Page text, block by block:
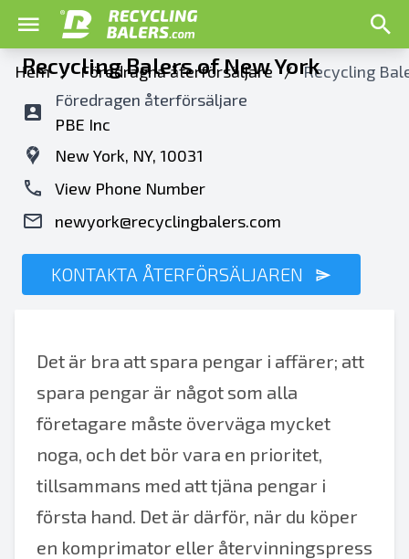
Hem / Föredragna återförsäljare / Recycling
Recycling Balers of New York
Föredragen återförsäljare
PBE Inc
New York, NY, 10031
View Phone Number
newyork@recyclingbalers.com
KONTAKTA ÅTERFÖRSÄLJAREN
Det är bra att spara pengar i affärer; att
spara pengar är något som alla
företagare måste överväga mycket
noga, och det bör vara en prioritet,
tillsammans med att tjäna pengar i
första hand. Det är därför, när du köper
en komprimator eller återvinningspress